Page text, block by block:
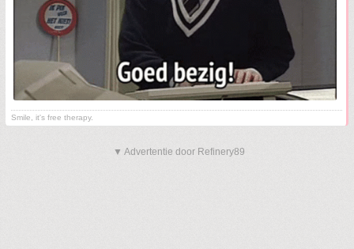
Smile, it's free therapy.
▼ Advertentie door Refinery89